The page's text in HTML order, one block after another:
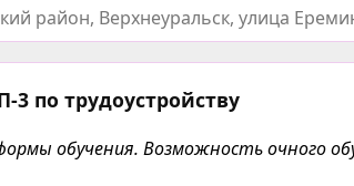
район, Верхнеуральск, улица
по трудоустройству
обучения. Возможность очного